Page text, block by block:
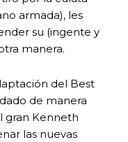
armada), les
su (ingente y
manera.
del Best
de manera
gran Kenneth
las nuevas